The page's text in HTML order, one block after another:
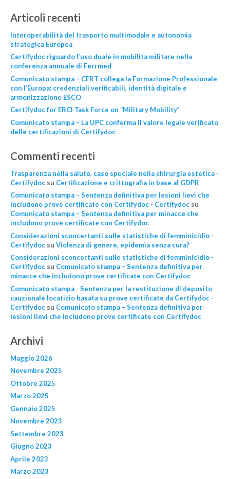
Articoli recenti
Interoperabilità del trasporto multimodale e autonomia
strategica Europea
Certifydoc riguardo l’uso duale in mobilita militare nella
conferenza annuale di Ferrmed
Comunicato stampa – CERT collega la Formazione Professionale
con l’Europa: credenziali verificabili, identità digitale e
armonizzazione ESCO
Certifydoc for ERCI Task Force on “Military Mobility”
Comunicato stampa – La UPC conferma il valore legale verificato
delle certificazioni di Certifydoc
Commenti recenti
Trasparenza nella salute, caso speciale nella chirurgia estetica -
Certifydocsu Certificazione e crittografia in base al GDPR
Comunicato stampa – Sentenza definitiva per lesioni lievi che
includono prove certificate con Certifydoc - Certifydocsu
Comunicato stampa – Sentenza definitiva per minacce che
includono prove certificate con Certifydoc
Considerazioni sconcertanti sulle statistiche di femminicidio -
Certifydocsu Violenza di genere, epidemìa senza cura?
Considerazioni sconcertanti sulle statistiche di femminicidio -
Certifydocsu Comunicato stampa – Sentenza definitiva per
minacce che includono prove certificate con Certifydoc
Comunicato stampa - Sentenza per la restituzione di deposito
cauzionale locatizio basata su prove certificate da Certifydoc -
Certifydocsu Comunicato stampa – Sentenza definitiva per
lesioni lievi che includono prove certificate con Certifydoc
Archivi
Maggio 2026
Novembre 2025
Ottobre 2025
Marzo 2025
Gennaio 2025
Novembre 2023
Settembre 2023
Giugno 2023
Aprile 2023
Marzo 2023